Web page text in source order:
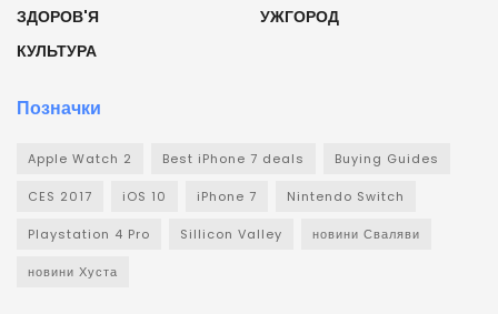
ЗДОРОВ'Я
КУЛЬТУРА
УЖГОРОД
Позначки
Apple Watch 2 Best iPhone 7 deals Buying Guides
CES 2017 iOS 10 iPhone 7 Nintendo Switch
Playstation 4 Pro Sillicon Valley новини Сваляви
новини Хуста